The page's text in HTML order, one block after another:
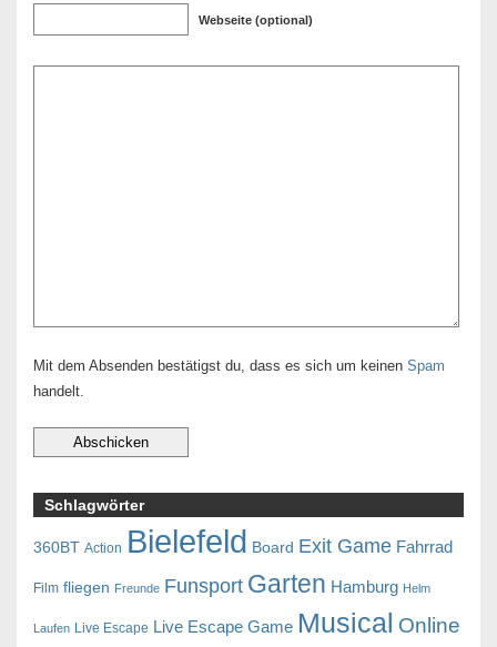
Webseite (optional)
Mit dem Absenden bestätigst du, dass es sich um keinen Spam
handelt.
Schlagwörter
360BT Action Bielefeld Board Exit Game Fahrrad
Film fliegen Freunde Funsport Garten Hamburg Helm
Laufen Live Escape Live Escape Game Musical Online